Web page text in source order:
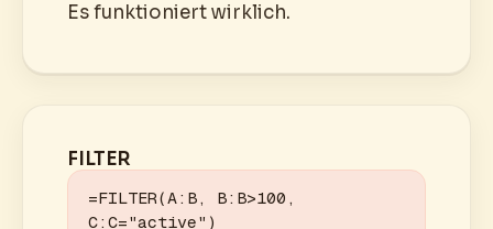
Es funktioniert wirklich.
FILTER
=FILTER(A:B, B:B>100,
C:C="active")